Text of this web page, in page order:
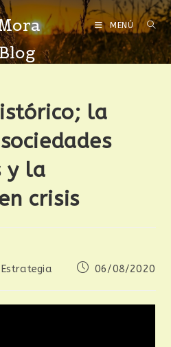
MENÚ
Blog
la
y la
crisis
Estrategia 06/08/2020